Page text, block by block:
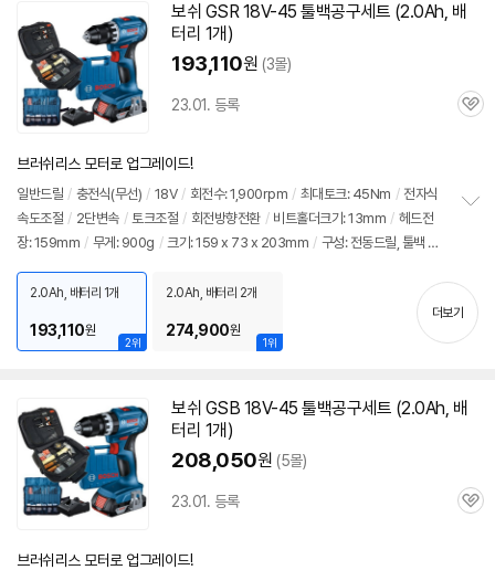
보쉬 GSR 18V-45 툴백공구세트 (2.0Ah, 배
터리 1개)
193,110원 (3몰)
23.01. 등록
관
브러쉬리스 모터로 업그레이드!
일반드릴 / 충전식(무선) / 18V / 회전수: 1,900rpm / 최대토크: 45Nm / 전자식
속도조절 / 2단변속 / 토크조절 / 회전방향전환 / 비트홀더크기: 13mm / 헤드전
장: 159mm / 무게: 900g / 크기: 159 x 73 x 203mm / 구성: 전동드릴, 툴백 수
기
2위
2.0Ah, 배터리 1개
193,110원
1위
2.0Ah, 배터리 2개
274,900원
더보기
보쉬 GSB 18V-45 툴백공구세트 (2.0Ah, 배
터리 1개)
208,050원 (5몰)
23.01. 등록
관
브러쉬리스 모터로 업그레이드!